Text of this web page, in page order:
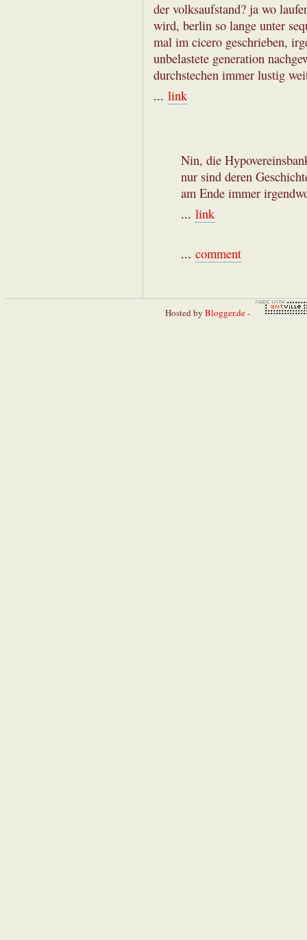
der volksaufstand? ja wo
wird, berlin so lange unter
mal im cicero geschrieben,
unbelastete generation
durchstechen immer lustig
... link
Nin, die
nur sind deren
am Ende immer
... link
... comment
Hosted by Blogger.de-